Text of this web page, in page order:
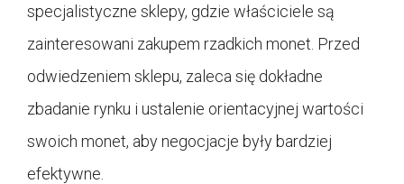
specjalistyczne sklepy, gdzie właściciele są
zainteresowani zakupem rzadkich monet. Przed
odwiedzeniem sklepu, zaleca się dokładne
zbadanie rynku i ustalenie orientacyjnej wartości
swoich monet, aby negocjacje były bardziej
efektywne.